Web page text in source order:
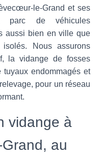
le-Grand et ses
parc de véhicules
aussi bien en ville que
Nous assurons
la vidange de fosses
tuyaux endommagés et
pour un réseau
vidange à
au